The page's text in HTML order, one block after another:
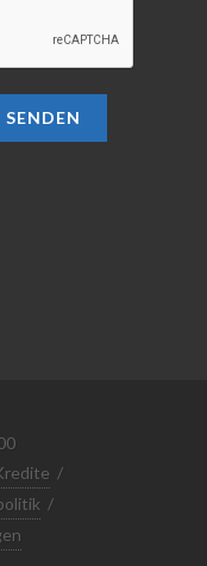
SENDEN
/
/